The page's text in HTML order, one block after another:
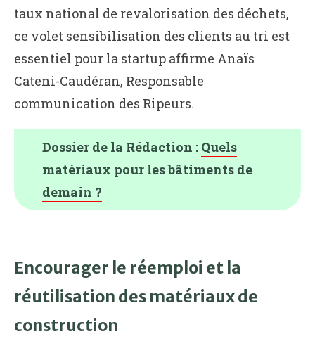
taux national de revalorisation des déchets,
ce volet sensibilisation des clients au tri est
essentiel pour la startup affirme Anaïs
Cateni-Caudéran, Responsable
communication des Ripeurs.
Dossier de la Rédaction : Quels
matériaux pour les bâtiments de
demain ?
Encourager le réemploi et la
réutilisation des matériaux de
construction